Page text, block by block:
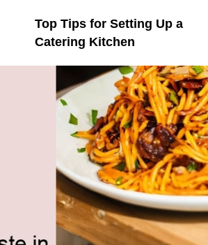
Top Tips for Setting Up a
Catering Kitchen